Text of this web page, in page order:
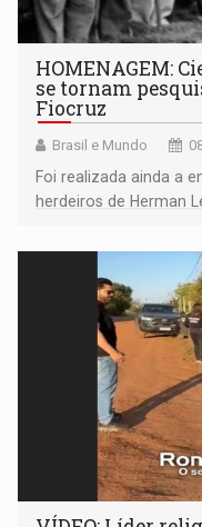
HOMENAGEM:
se tornam
Fiocruz
Brasil e Mundo
Foi realizada ainda a
herdeiros de Herman